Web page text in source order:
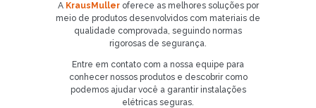
A KrausMuller oferece as melhores soluções por
meio de produtos desenvolvidos com materiais de
qualidade comprovada, seguindo normas
rigorosas de segurança.
Entre em contato com a nossa equipe para
conhecer nossos produtos e descobrir como
podemos ajudar você a garantir instalações
elétricas seguras.
Já é nosso cliente?
SOLICITAR CONTATO
5